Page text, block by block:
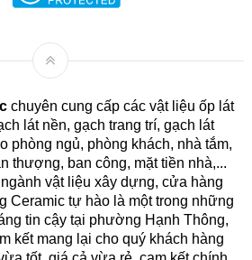
chuyên cung cấp các vật liệu ốp lát
lát nền, gạch trang trí, gạch lát
phòng ngủ, phòng khách, nhà tắm,
thượng, ban công, mặt tiền nhà,...
vật liệu xây dựng, cửa hàng
Ceramic tự hào là một trong những
tin cậy tại phường Hạnh Thông,
kết mang lại cho quý khách hàng